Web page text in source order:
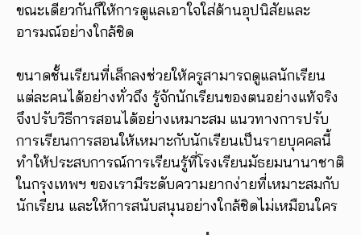
ขณะเดียวกันก็ให้การดูแลเอาใจใส่ด้านอุปนิสัยและ
อารมณ์อย่างใกล้ชิด
ขนาดชั้นเรียนที่เล็กลงช่วยให้ครูสามารถดูแลนักเรียน
แต่ละคนได้อย่างทั่วถึง รู้จักนักเรียนของตนอย่างแท้จริง
จึงปรับวิธีการสอนได้อย่างเหมาะสม แนวทางการปรับ
การเรียนการสอนให้เหมาะกับนักเรียนเป็นรายบุคคลนี้
ทำให้ประสบการณ์การเรียนรู้ที่โรงเรียนมัธยมนานาชาติ
ในกรุงเทพฯ ของเรามีระดับความยากง่ายที่เหมาะสมกับ
นักเรียน และให้การสนับสนุนอย่างใกล้ชิดไม่เหมือนใคร